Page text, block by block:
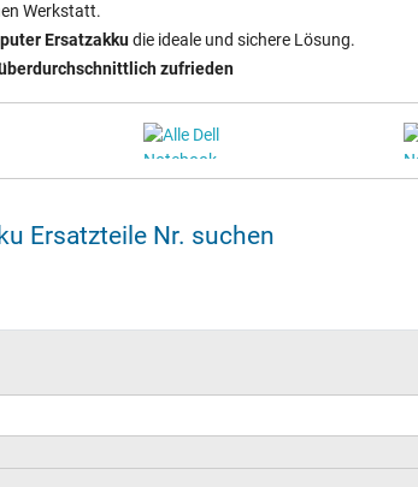
Werkstatt.
Ersatzakkudie ideale und sichere Lösung.
zufrieden
Ersatzteile Nr. suchen